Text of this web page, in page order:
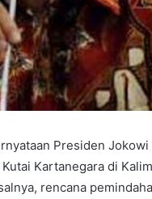
Presiden
Kartanegara di
rencana